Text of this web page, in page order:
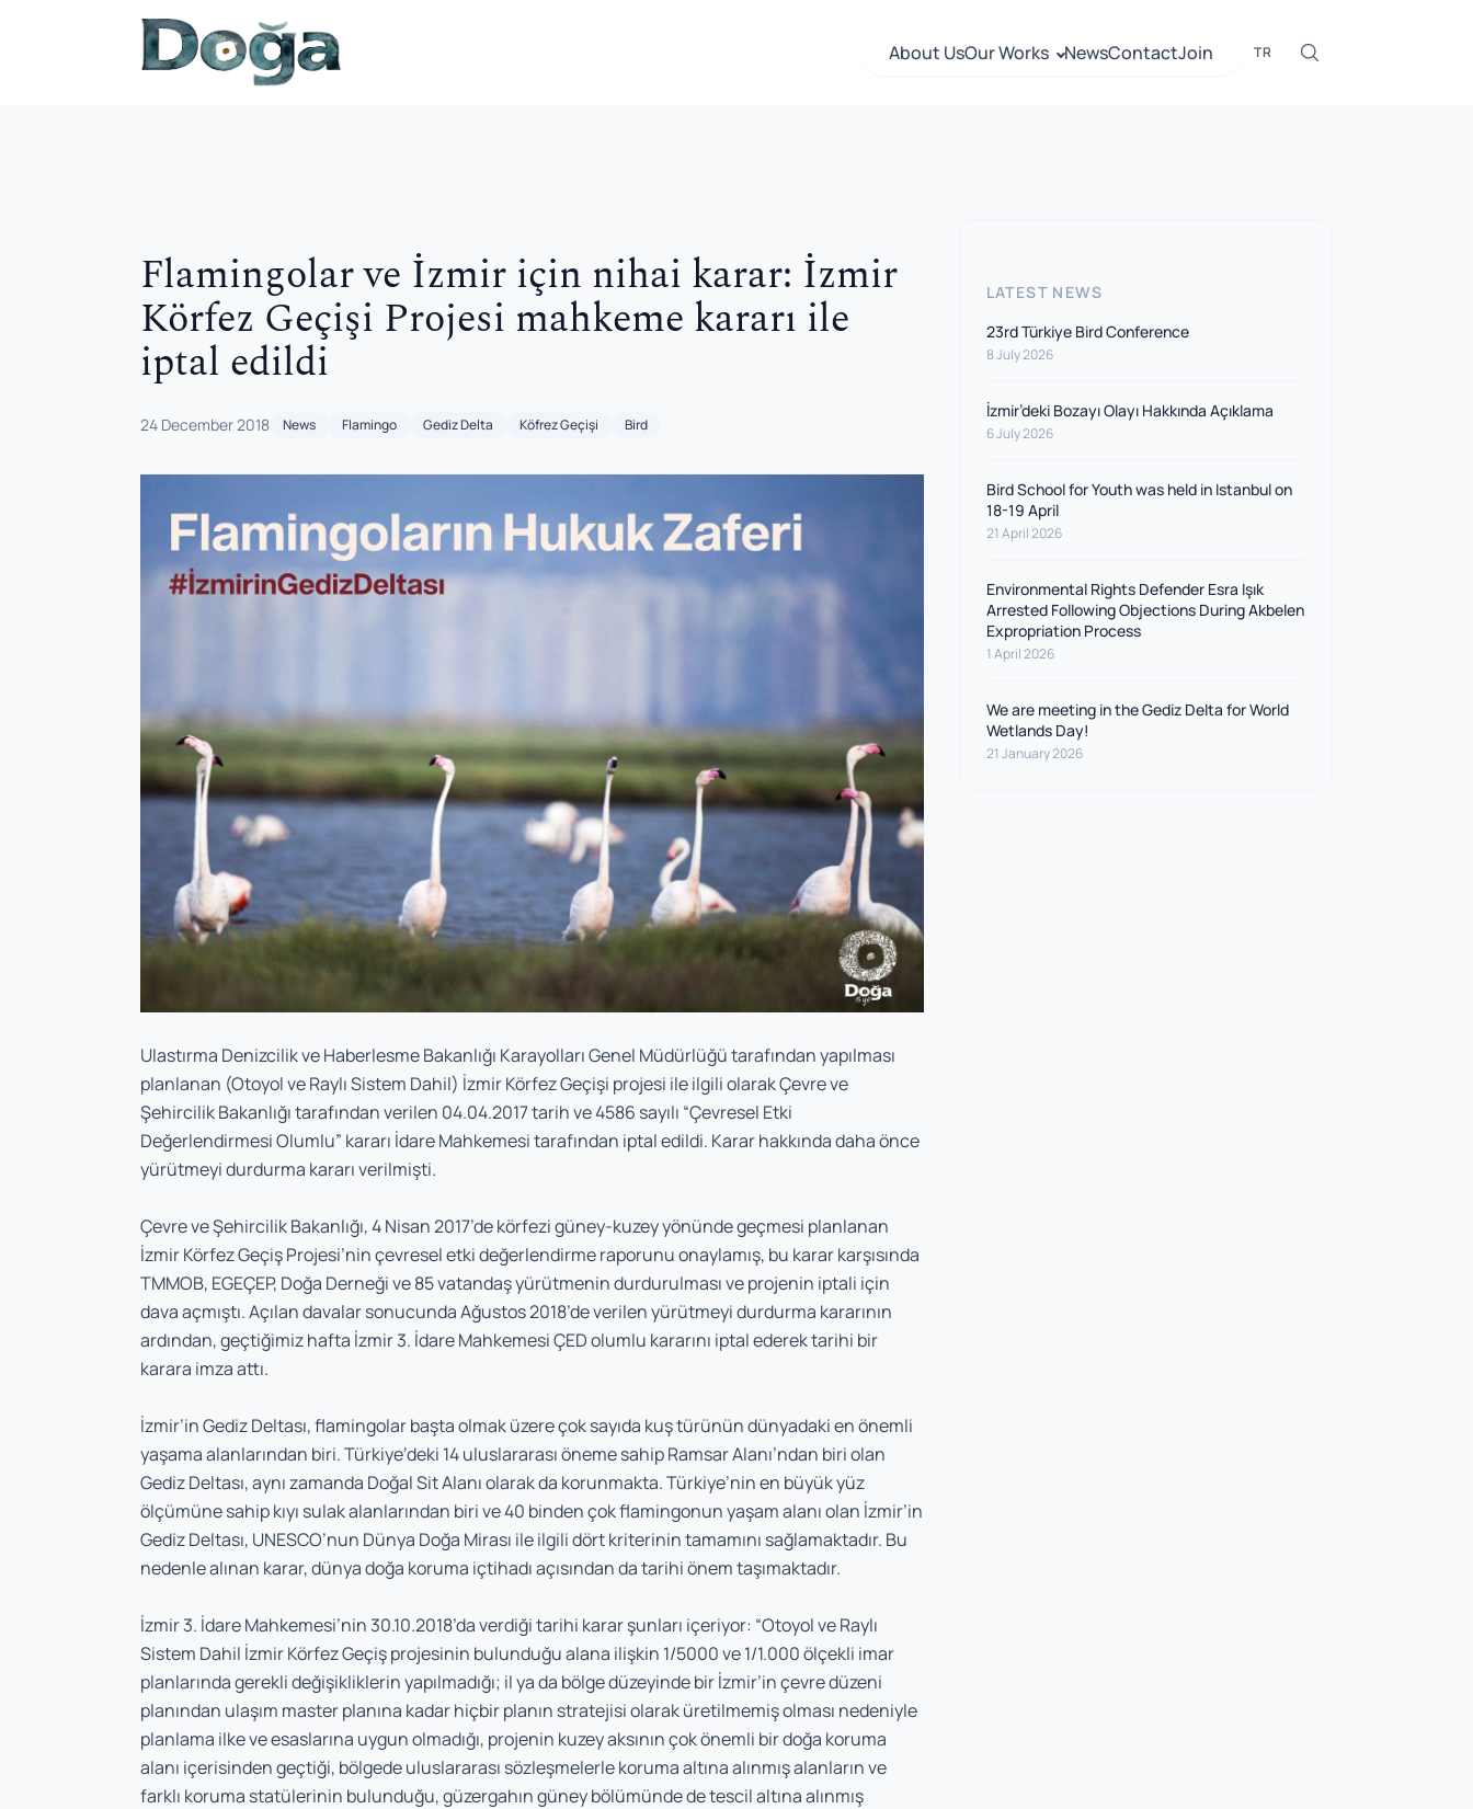
About UsOur Works NewsContactJoin TR
Flamingolar ve İzmir için nihai karar: İzmir
Körfez Geçişi Projesi mahkeme kararı ile
iptal edildi
24 December 2018 News Flamingo Gediz Delta Köfrez Geçişi Bird
Ulastırma Denizcilik ve Haberlesme Bakanlığı Karayolları Genel Müdürlüğü tarafından yapılması
planlanan (Otoyol ve Raylı Sistem Dahil) İzmir Körfez Geçişi projesi ile ilgili olarak Çevre ve
Şehircilik Bakanlığı tarafından verilen 04.04.2017 tarih ve 4586 sayılı “Çevresel Etki
Değerlendirmesi Olumlu” kararı İdare Mahkemesi tarafından iptal edildi. Karar hakkında daha önce
yürütmeyi durdurma kararı verilmişti.
Çevre ve Şehircilik Bakanlığı, 4 Nisan 2017’de körfezi güney-kuzey yönünde geçmesi planlanan
İzmir Körfez Geçiş Projesi’nin çevresel etki değerlendirme raporunu onaylamış, bu karar karşısında
TMMOB, EGEÇEP, Doğa Derneği ve 85 vatandaş yürütmenin durdurulması ve projenin iptali için
dava açmıştı. Açılan davalar sonucunda Ağustos 2018’de verilen yürütmeyi durdurma kararının
ardından, geçtiğimiz hafta İzmir 3. İdare Mahkemesi ÇED olumlu kararını iptal ederek tarihi bir
karara imza attı.
İzmir’in Gediz Deltası, flamingolar başta olmak üzere çok sayıda kuş türünün dünyadaki en önemli
yaşama alanlarından biri. Türkiye’deki 14 uluslararası öneme sahip Ramsar Alanı’ndan biri olan
Gediz Deltası, aynı zamanda Doğal Sit Alanı olarak da korunmakta. Türkiye’nin en büyük yüz
ölçümüne sahip kıyı sulak alanlarından biri ve 40 binden çok flamingonun yaşam alanı olan İzmir’in
Gediz Deltası, UNESCO’nun Dünya Doğa Mirası ile ilgili dört kriterinin tamamını sağlamaktadır. Bu
nedenle alınan karar, dünya doğa koruma içtihadı açısından da tarihi önem taşımaktadır.
İzmir 3. İdare Mahkemesi’nin 30.10.2018’da verdiği tarihi karar şunları içeriyor: “Otoyol ve Raylı
Sistem Dahil İzmir Körfez Geçiş projesinin bulunduğu alana ilişkin 1/5000 ve 1/1.000 ölçekli imar
planlarında gerekli değişikliklerin yapılmadığı; il ya da bölge düzeyinde bir İzmir’in çevre düzeni
planından ulaşım master planına kadar hiçbir planın stratejisi olarak üretilmemiş olması nedeniyle
planlama ilke ve esaslarına uygun olmadığı, projenin kuzey aksının çok önemli bir doğa koruma
alanı içerisinden geçtiği, bölgede uluslararası sözleşmelerle koruma altına alınmış alanların ve
farklı koruma statülerinin bulunduğu, güzergahın güney bölümünde de tescil altına alınmış
LATEST NEWS
23rd Türkiye Bird Conference
8 July 2026
İzmir’deki Bozayı Olayı Hakkında Açıklama
6 July 2026
Bird School for Youth was held in Istanbul on
18-19 April
21 April 2026
Environmental Rights Defender Esra Işık
Arrested Following Objections During Akbelen
Expropriation Process
1 April 2026
We are meeting in the Gediz Delta for World
Wetlands Day!
21 January 2026